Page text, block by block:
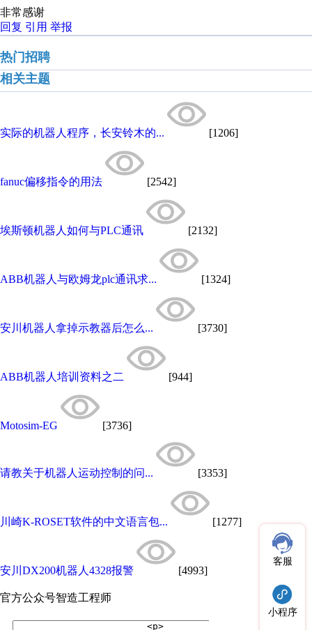
非常感谢
回复 引用 举报
热门招聘
相关主题
实际的机器人程序，长安铃木的... [1206]
fanuc偏移指令的用法 [2542]
埃斯顿机器人如何与PLC通讯 [2132]
ABB机器人与欧姆龙plc通讯求... [1324]
安川机器人拿掉示教器后怎么... [3730]
ABB机器人培训资料之二 [944]
Motosim-EG [3736]
请教关于机器人运动控制的问... [3353]
川崎K-ROSET软件的中文语言包... [1277]
安川DX200机器人4328报警 [4993]
官方公众号智造工程师
客服
小程序